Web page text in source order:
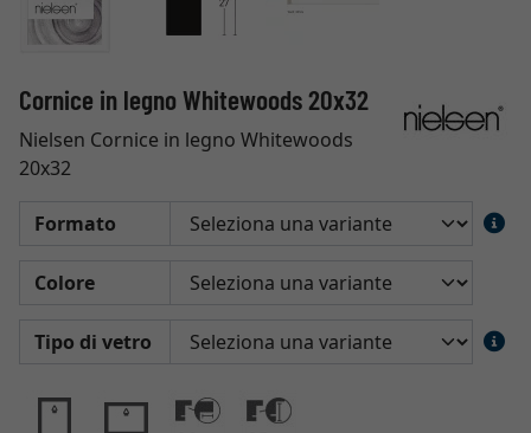
Cornice in legno Whitewoods 20x32
Nielsen Cornice in legno Whitewoods
20x32
Formato
Colore
Tipo di vetro